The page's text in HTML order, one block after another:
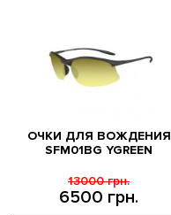
ОЧКИ ДЛЯ ВОЖДЕНИЯ
SFM01BG YGREEN
6500 грн.
13000 грн.